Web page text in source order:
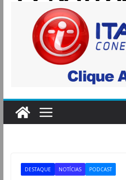
DESTAQUE NOTÍCIAS PODCAST